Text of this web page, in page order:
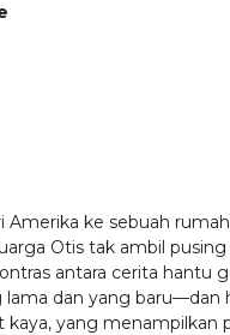
Amerika ke sebuah
Otis tak ambil
antara cerita
dan yang baru—dan
kaya, yang